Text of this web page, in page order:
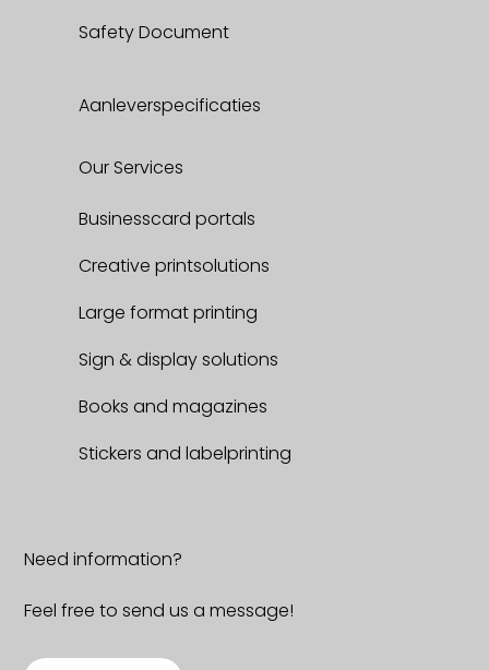
Safety Document
Aanleverspecificaties
Our Services
Businesscard portals
Creative printsolutions
Large format printing
Sign & display solutions
Books and magazines
Stickers and labelprinting
Need information?
Feel free to send us a message!